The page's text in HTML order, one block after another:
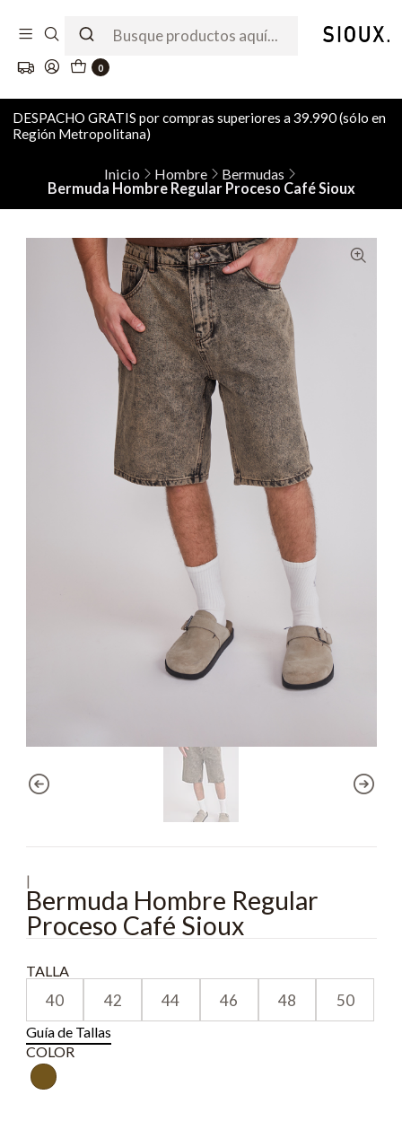
0
DESPACHO GRATIS por compras superiores a 39.990 (sólo en
Región Metropolitana)
Inicio Hombre
Bermudas
Bermuda Hombre Regular Proceso Café Sioux
|
Bermuda Hombre Regular
Proceso Café Sioux
TALLA
40 42 44 46 48 50
Guía de Tallas
COLOR